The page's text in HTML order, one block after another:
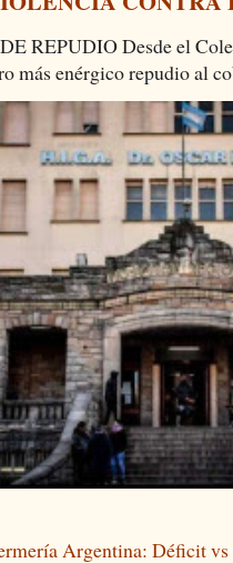
REPUDIO Desde el
más enérgico repudio al
Argentina: Déficit